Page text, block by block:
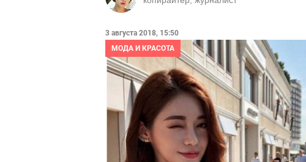
3 августа 2018, 15:50
МОДА И КРАСОТА